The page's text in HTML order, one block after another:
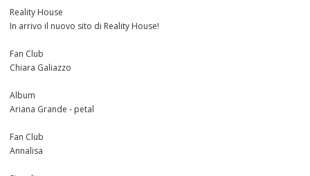
Reality House
In arrivo il nuovo sito di Reality House!
Fan Club
Chiara Galiazzo
Album
Ariana Grande - petal
Fan Club
Annalisa